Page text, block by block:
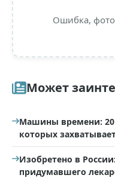
Ошибка,
Может
Машины времени: 20
которых
Изобретено в
придумавшего